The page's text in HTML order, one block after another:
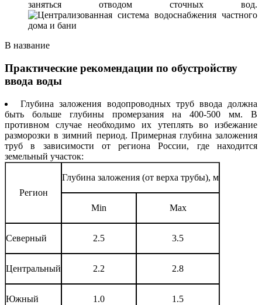
заняться отводом сточных вод.
В название
Практические рекомендации по обустройству
ввода воды
Глубина заложения водопроводных труб ввода должна
быть больше глубины промерзания на 400-500 мм. В
противном случае необходимо их утеплять во избежание
разморозки в зимний период. Примерная глубина заложения
труб в зависимости от региона России, где находится
земельный участок:
Регион
Глубина заложения (от верха трубы), м
Min Max
Северный 2.5 3.5
Центральный 2.2 2.8
Южный 1.0 1.5